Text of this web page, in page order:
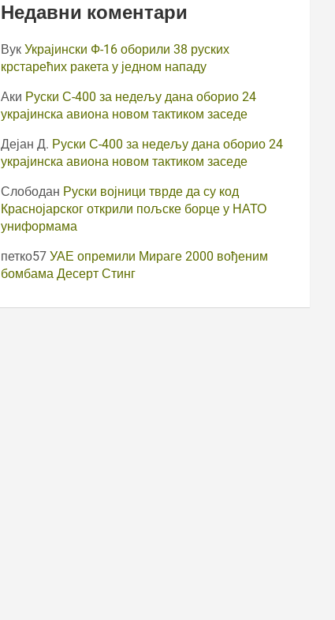
Недавни коментари
Вук Украјински Ф-16 оборили 38 руских
крстарећих ракета у једном нападу
Аки Руски С-400 за недељу дана оборио 24
украјинска авиона новом тактиком заседе
Дејан Д. Руски С-400 за недељу дана оборио 24
украјинска авиона новом тактиком заседе
Слободан Руски војници тврде да су код
Краснојарског открили пољске борце у НАТО
униформама
петко57 УАЕ опремили Мираге 2000 вођеним
бомбама Десерт Стинг